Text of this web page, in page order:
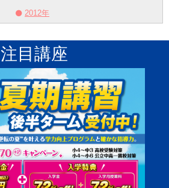
2012年
注目講座